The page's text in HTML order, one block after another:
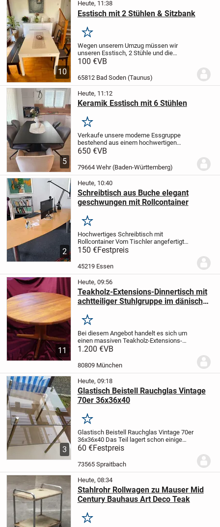
10
Heute, 11:38
Esstisch mit 2 Stühlen & Sitzbank
Merken
Wegen unserem Umzug müssen wir
unseren Esstisch, 2 Stühle und die
Sitzbank verkaufen.
ausziehen und auf 40 cm oder plus 80 cm
insgesamt...
100 €VB
65812 Bad Soden (Taunus)
5
Heute, 11:12
Keramik Esstisch mit 6 Stühlen
Merken
Verkaufe unsere moderne Essgruppe
bestehend aus einem hochwertigen
ausziehbaren Esstisch mit 6 gepolsterten
ca. 160 × 90 × 76 cm* Ausgezogen: ca.
650 €VB
79664 Wehr (Baden-Württemberg)
2
Heute, 10:40
Schreibtisch aus Buche elegant
geschwungen mit Rollcontainer
Merken
Hochwertiges Schreibtisch mit
RollcontainerVom Tischler angefertigt
Schreibtisch: 241x124x74 cm
Rollcontainer mit 3 Schubladen: 62x58x43
cm
150 €Festpreis
45219 Essen
11
Heute, 09:56
Teakholz-Extensions-Dinnertisch mit
achtteiliger Stuhlgruppe im dänischen
Merken
Bei diesem Angebot handelt es sich um
einen massiven Teakholz-Extensions-
Dinnertisch (Durchmesser 115 cm), mit
Alle Bestandteile wurden in unserer
1.200 €VB
80809 München
3
Heute, 09:18
Glastisch Beistell Rauchglas Vintage
70er 36x36x40
Merken
Glastisch Beistell Rauchglas Vintage 70er
36x36x40 Das Teil lagert schon einige
Zeit bei mir. Den Zustand entnehmen Sie
bitte den Bildern. Da es sich um einen
Privatverkauf handelt schließe ich...
60 €Festpreis
73565 Spraitbach
Heute, 08:34
Stahlrohr Rollwagen zu Mauser Mid
Century Bauhaus Art Deco Teak
Merken